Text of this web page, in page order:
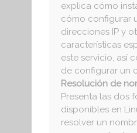
explica cómo
cómo configurar
direcciones IP y
características
este servicio, así
de configurar un
Resolución de
Presenta las dos
disponibles en
resolver un